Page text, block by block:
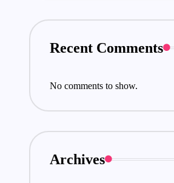
Recent Comments
No comments to show.
Archives